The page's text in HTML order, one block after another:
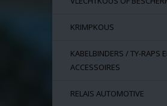
KRIMPKOUS
KABELBINDERS / TY-RAPS
ACCESSOIRES
RELAIS AUTOMOTIVE